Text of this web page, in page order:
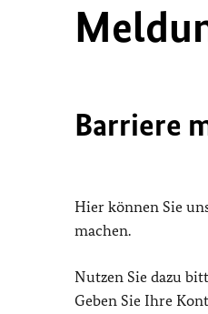
Barriere
Hier können Sie
machen.
Nutzen Sie dazu
Geben Sie Ihre